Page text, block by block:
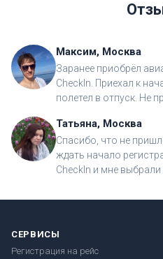
Максим, Москва
Заранее приобрёл
CheckIn. Приехал к
полетел в отпуск. Не
Татьяна, Москва
Спасибо, что не
ждать начало
CheckIn и мне выбрали
СЕРВИСЫ
Регистрация на рейс